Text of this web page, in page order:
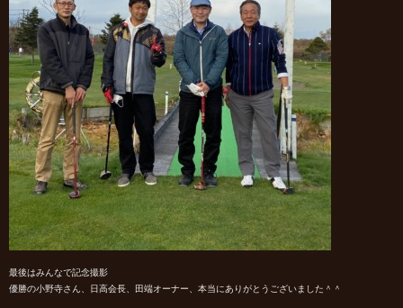
最後はみんなで記念撮影
優勝の小野寺さん、日高会長、田端オーナー、本当にありがとうございました＾＾